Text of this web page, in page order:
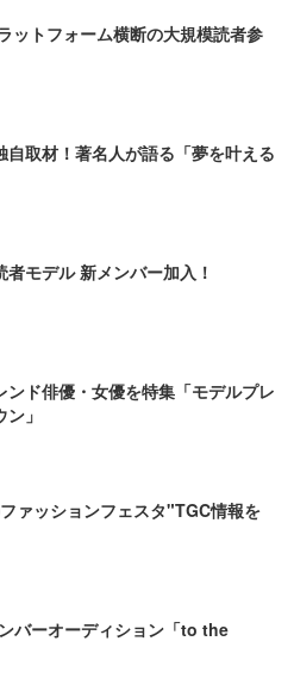
ットフォーム横断の大規模読者参
自取材！著名人が語る「夢を叶える
者モデル 新メンバー加入！
ンド俳優・女優を特集「モデルプレ
」
ァッションフェスタ"TGC情報を
バーオーディション「to the